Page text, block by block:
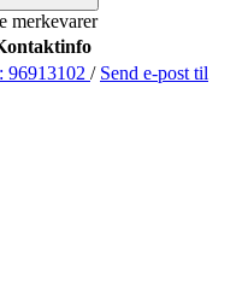
merkevarer
96913102 / Send e-post til